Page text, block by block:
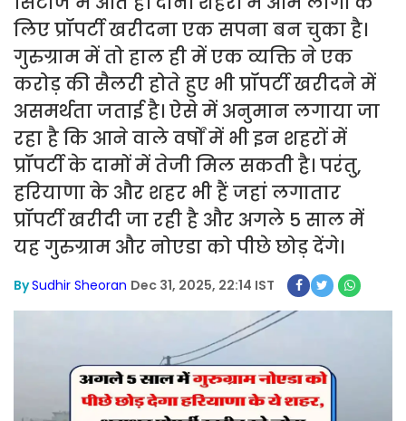
लिए प्रॉपर्टी खरीदना एक सपना बन चुका है।
गुरुग्राम में तो हाल ही में एक व्यक्ति ने एक
करोड़ की सैलरी होते हुए भी प्रॉपर्टी खरीदने में
असमर्थता जताई है। ऐसे में अनुमान लगाया जा
रहा है कि आने वाले वर्षों में भी इन शहरों में
प्रॉपर्टी के दामों में तेजी मिल सकती है। परंतु,
हरियाणा के और शहर भी हैं जहां लगातार
प्रॉपर्टी खरीदी जा रही है और अगले 5 साल में
यह गुरुग्राम और नोएडा को पीछे छोड़ देंगे।
BySudhir Sheoran Dec 31, 2025, 22:14 IST